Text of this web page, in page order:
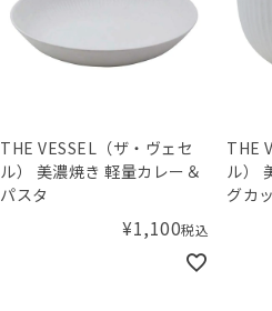
THE VESSEL（ザ・ヴェセ
ル） 美濃焼き 軽量カレー＆
パスタ
¥1,100税込
THE
ル）
グカ